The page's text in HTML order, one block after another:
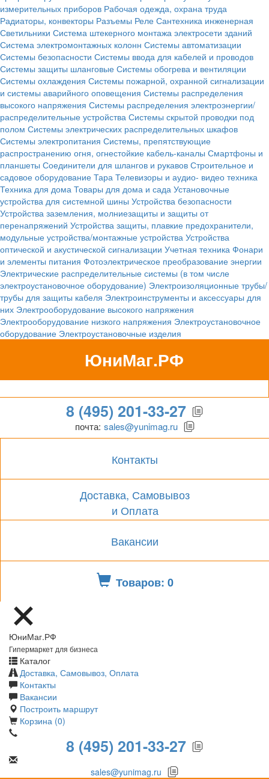
измерительных приборов Рабочая одежда, охрана труда
Радиаторы, конвекторы Разъемы Реле Сантехника инженерная
Светильники Система штекерного монтажа электросети зданий
Система электромонтажных колонн Системы автоматизации
Системы безопасности Системы ввода для кабелей и проводов
Системы защиты шланговые Системы обогрева и вентиляции
Системы охлаждения Системы пожарной, охранной сигнализации
и системы аварийного оповещения Системы распределения
высокого напряжения Системы распределения электроэнергии/
распределительные устройства Системы скрытой проводки под
полом Системы электрических распределительных шкафов
Системы электропитания Системы, препятствующие
распространению огня, огнестойкие кабель-каналы Смартфоны и
планшеты Соединители для шлангов и рукавов Строительное и
садовое оборудование Тара Телевизоры и аудио- видео техника
Техника для дома Товары для дома и сада Установочные
устройства для системной шины Устройства безопасности
Устройства заземления, молниезащиты и защиты от
перенапряжений Устройства защиты, плавкие предохранители,
модульные устройства/монтажные устройства Устройства
оптической и акустической сигнализации Учетная техника Фонари
и элементы питания Фотоэлектрическое преобразование энергии
Электрические распределительные системы (в том числе
электроустановочное оборудование) Электроизоляционные трубы/
трубы для защиты кабеля Электроинструменты и аксессуары для
них Электрооборудование высокого напряжения
Электрооборудование низкого напряжения Электроустановочное
оборудование Электроустановочные изделия
ЮниМаг.РФ
Гипермаркет для бизнеса
8 (495) 201-33-27
почта: sales@yunimag.ru
Контакты
Доставка, Самовывоз
и Оплата
Вакансии
Товаров: 0
ЮниМаг.РФ
Гипермаркет для бизнеса
Каталог
Доставка, Самовывоз, Оплата
Контакты
Вакансии
Построить маршрут
Корзина (0)
8 (495) 201-33-27
sales@yunimag.ru